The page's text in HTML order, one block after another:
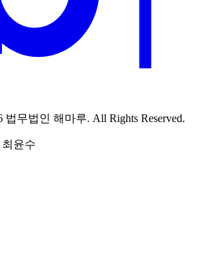
법무법인 해마루. All Rights Reserved.
윤수